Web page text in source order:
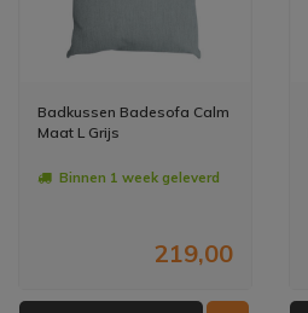
Badkussen Badesofa Calm
Maat L Grijs
Binnen 1 week geleverd
219,00